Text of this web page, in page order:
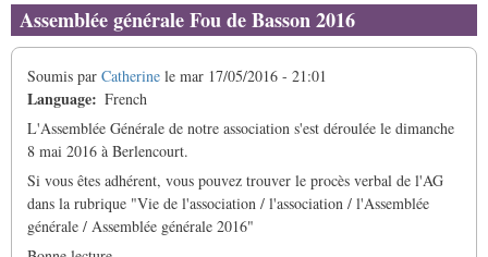
d'Ariane
Assemblée générale Fou de Basson 2016
Soumis par Catherine le mar 17/05/2016 - 21:01
Language
French
L'Assemblée Générale de notre association s'est déroulée le dimanche
8 mai 2016 à Berlencourt.
Si vous êtes adhérent, vous pouvez trouver le procès verbal de l'AG
dans la rubrique "Vie de l'association / l'association / l'Assemblée
générale / Assemblée générale 2016"